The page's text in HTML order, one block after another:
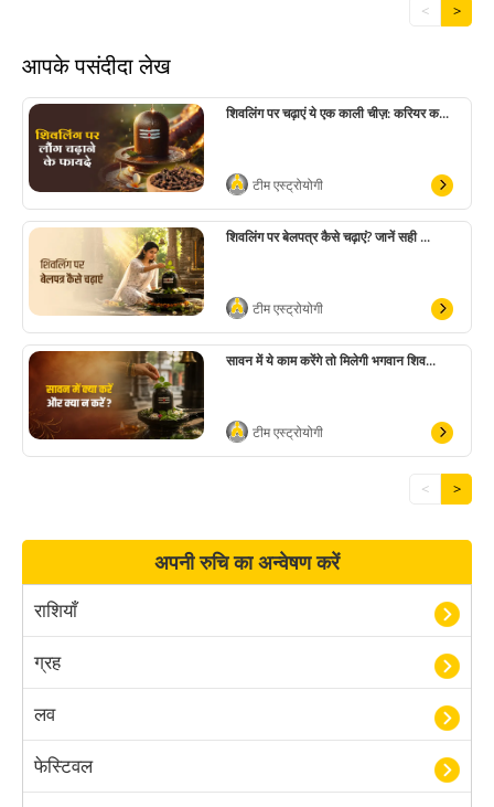
< >
आपके पसंदीदा लेख
शिवलिंग पर चढ़ाएं ये एक काली चीज़: करियर क...
टीम एस्ट्रोयोगी
शिवलिंग पर बेलपत्र कैसे चढ़ाएं? जानें सही ...
टीम एस्ट्रोयोगी
सावन में ये काम करेंगे तो मिलेगी भगवान शिव...
टीम एस्ट्रोयोगी
< >
अपनी रुचि का अन्वेषण करें
राशियाँ
ग्रह
लव
फेस्टिवल